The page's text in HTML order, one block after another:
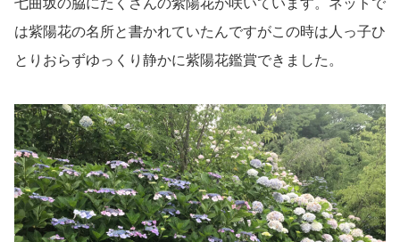
は紫陽花の名所と書かれていたんですがこの時は人っ子ひ
とりおらずゆっくり静かに紫陽花鑑賞できました。